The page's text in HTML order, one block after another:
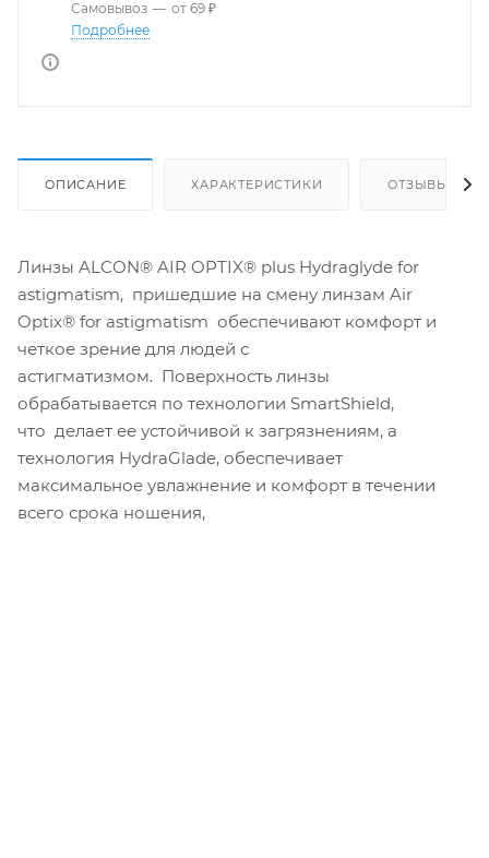
Самовывоз — от 69 ₽
Подробнее
ОПИСАНИЕ ХАРАКТЕРИСТИКИ ОТЗЫВЫ
Линзы ALCON® AIR OPTIX® plus Hydraglyde for
astigmatism, пришедшие на смену линзам Air
Optix® for astigmatism обеспечивают комфорт и
четкое зрение для людей с
астигматизмом. Поверхность линзы
обрабатывается по технологии SmartShield,
что делает ее устойчивой к загрязнениям, а
технология HydraGlade, обеспечивает
максимальное увлажнение и комфорт в течении
всего срока ношения,